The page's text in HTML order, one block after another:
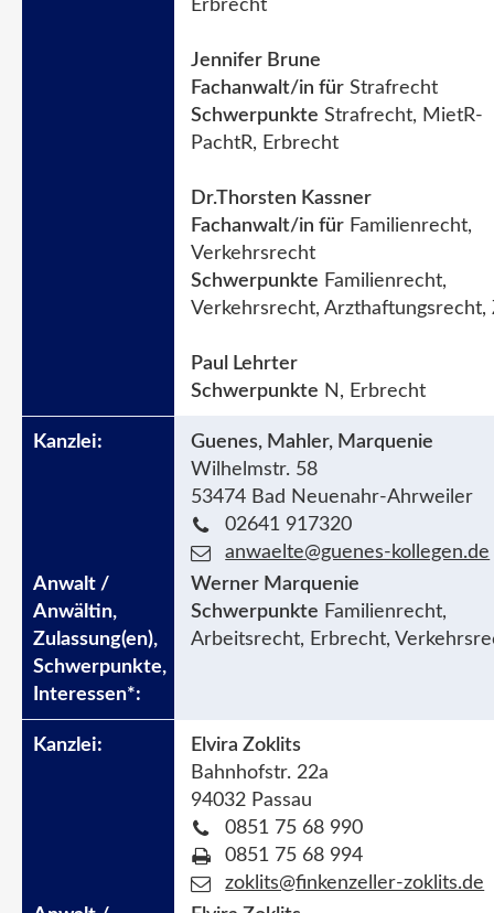
Erbrecht
Jennifer Brune
Fachanwalt/in für Strafrecht
Schwerpunkte Strafrecht, MietR-
PachtR, Erbrecht
Dr.Thorsten Kassner
Fachanwalt/in für Familienrecht,
Verkehrsrecht
Schwerpunkte Familienrecht,
Verkehrsrecht, Arzthaftungsrecht,
Paul Lehrter
Schwerpunkte N, Erbrecht
Guenes, Mahler, Marquenie
Wilhelmstr. 58
53474 Bad Neuenahr-Ahrweiler
02641 917320
anwaelte@guenes-kollegen.de
Werner Marquenie
Schwerpunkte Familienrecht,
Arbeitsrecht, Erbrecht,
Elvira Zoklits
Bahnhofstr. 22a
94032 Passau
0851 75 68 990
0851 75 68 994
zoklits@finkenzeller-zoklits.de